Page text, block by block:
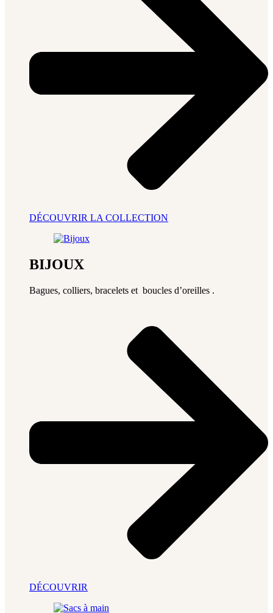
DÉCOUVRIR LA COLLECTION
BIJOUX
Bagues, colliers, bracelets et boucles d’oreilles .
DÉCOUVRIR